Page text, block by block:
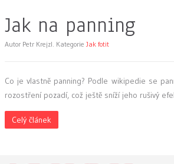
Jak na panning
Autor Petr Krejzl. Kategorie Jak fotit
Co je vlastně panning? Podle wikipedie se
rozostření pozadí, což ještě sníží jeho rušivý
Celý článek